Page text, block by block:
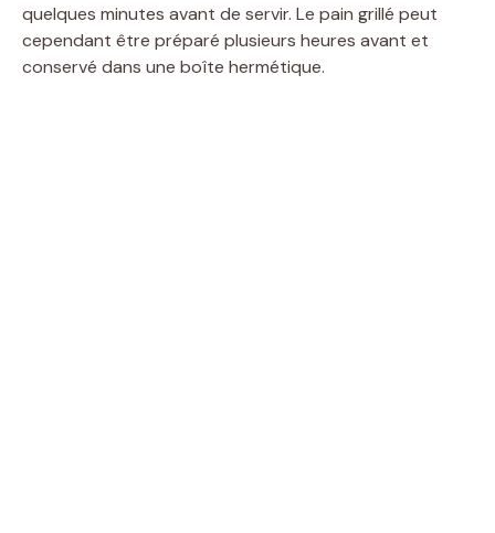
quelques minutes avant de servir. Le pain grillé peut
cependant être préparé plusieurs heures avant et
conservé dans une boîte hermétique.